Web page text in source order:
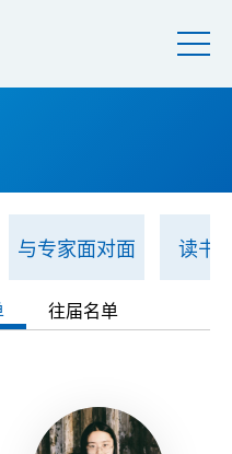
与专家面对面 读书
往届名单